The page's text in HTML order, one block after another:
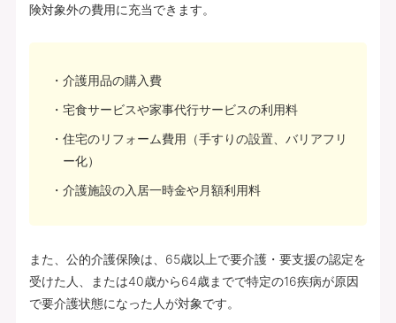
険対象外の費用に充当できます。
介護用品の購入費
宅食サービスや家事代行サービスの利用料
住宅のリフォーム費用（手すりの設置、バリアフリ
ー化）
介護施設の入居一時金や月額利用料
また、公的介護保険は、65歳以上で要介護・要支援の認定を
受けた人、または40歳から64歳までで特定の16疾病が原因
で要介護状態になった人が対象です。